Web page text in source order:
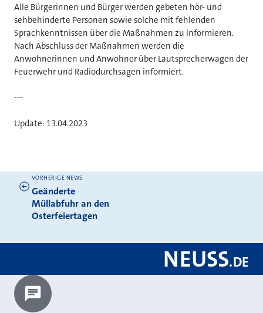
Alle Bürgerinnen und Bürger werden gebeten hör- und
sehbehinderte Personen sowie solche mit fehlenden
Sprachkenntnissen über die Maßnahmen zu informieren.
Nach Abschluss der Maßnahmen werden die
Anwohnerinnen und Anwohner über Lautsprecherwagen der
Feuerwehr und Radiodurchsagen informiert.
---
Update: 13.04.2023
Weitere News
VORHERIGE NEWS
Geänderte
Müllabfuhr an den
Osterfeiertagen
NEUSS.DE
Chatbot laden?